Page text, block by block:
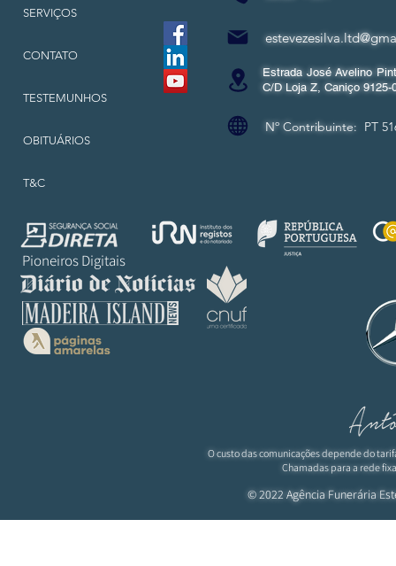
SERVIÇOS
CONTATO
TESTEMUNHOS
OBITUÁRIOS
T&C
Estrada José Avelino
C/D Loja Z, Caniço 9125-
Nº Contribuinte: PT
Pioneiros Digitais
O custo das comunicações depende do
Chamadas para a rede
© 2022 Agência Funerária